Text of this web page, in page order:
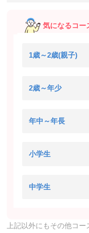
気になるコー
1歳～2歳(親子)
2歳～年少
年中～年長
小学生
中学生
上記以外にもその他コ